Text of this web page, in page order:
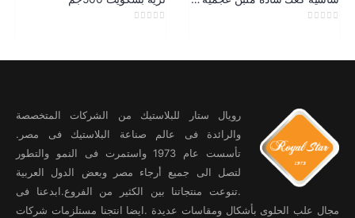
رويال ستار للبلاستيك من الشركات المتخصصة
والرائدة فى عالم صناعة البلاستيك فى مصر.
تأسست عام 1973 واستمرت فى النمو والتطور
لتصل الى جميع أرجاء مصر وبعض الدول العربية
.تنوعت منتجاتنا بين الكثير من الفروع.ابدعنا فى
مجال علب الحلوى بأشكال ومقاسات عديدة .ايضا انتجنا مستلزمات شركات